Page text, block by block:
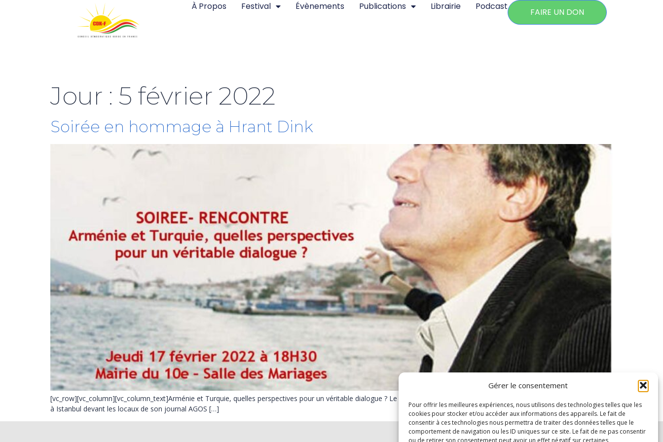
Gérer le consentement
Pour offrir les meilleures expériences, nous utilisons des technologies telles que les
cookies pour stocker et/ou accéder aux informations des appareils. Le fait de
consentir à ces technologies nous permettra de traiter des données telles que le
comportement de navigation ou les ID uniques sur ce site. Le fait de ne pas consentir
ou de retirer son consentement peut avoir un effet négatif sur certaines
À Propos Festival Évènements Publications Librairie Podcast
FAIRE UN DON
Jour : 5 février 2022
Soirée en hommage à Hrant Dink
[vc_row][vc_column][vc_column_text]Arménie et Turquie, quelles perspectives pour un véritable dialogue ? Le 19 janvier 2007, le journaliste arménien Hrant Dink était assassiné
à Istanbul devant les locaux de son journal AGOS […]